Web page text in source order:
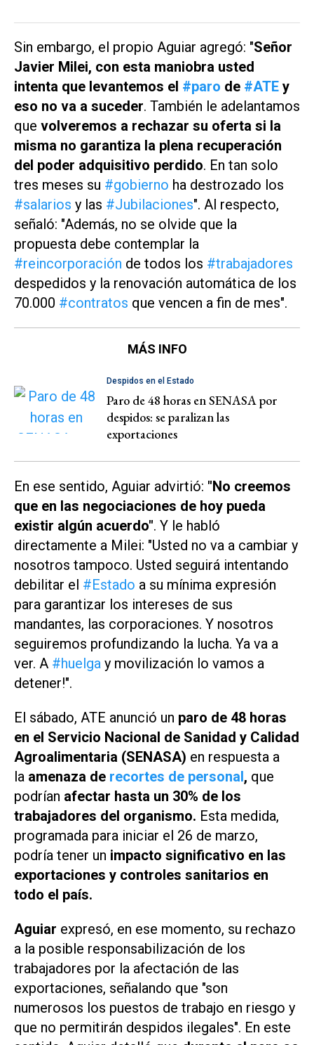
Sin embargo, el propio Aguiar agregó: "Señor
Javier Milei, con esta maniobra usted
intenta que levantemos el #paro de #ATE y
eso no va a suceder. También le adelantamos
que volveremos a rechazar su oferta si la
misma no garantiza la plena recuperación
del poder adquisitivo perdido. En tan solo
tres meses su #gobierno ha destrozado los
#salarios y las #Jubilaciones". Al respecto,
señaló: "Además, no se olvide que la
propuesta debe contemplar la
#reincorporación de todos los #trabajadores
despedidos y la renovación automática de los
70.000 #contratos que vencen a fin de mes".
MÁS INFO
Despidos en el Estado
Paro de 48 horas en SENASA por
despidos: se paralizan las
exportaciones
En ese sentido, Aguiar advirtió: "No creemos
que en las negociaciones de hoy pueda
existir algún acuerdo". Y le habló
directamente a Milei: "Usted no va a cambiar y
nosotros tampoco. Usted seguirá intentando
debilitar el #Estado a su mínima expresión
para garantizar los intereses de sus
mandantes, las corporaciones. Y nosotros
seguiremos profundizando la lucha. Ya va a
ver. A #huelga y movilización lo vamos a
detener!".
El sábado, ATE anunció un paro de 48 horas
en el Servicio Nacional de Sanidad y Calidad
Agroalimentaria (SENASA) en respuesta a
la amenaza de recortes de personal, que
podrían afectar hasta un 30% de los
trabajadores del organismo. Esta medida,
programada para iniciar el 26 de marzo,
podría tener un impacto significativo en las
exportaciones y controles sanitarios en
todo el país.
Aguiar expresó, en ese momento, su rechazo
a la posible responsabilización de los
trabajadores por la afectación de las
exportaciones, señalando que "son
numerosos los puestos de trabajo en riesgo y
que no permitirán despidos ilegales". En este